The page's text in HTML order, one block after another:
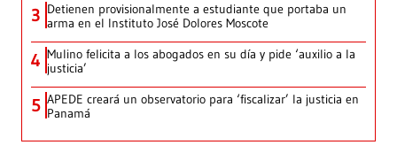
3 Detienen provisionalmente a estudiante que portaba un
arma en el Instituto José Dolores Moscote
4 Mulino felicita a los abogados en su día y pide ‘auxilio a la
justicia’
5 APEDE creará un observatorio para ‘fiscalizar’ la justicia en
Panamá